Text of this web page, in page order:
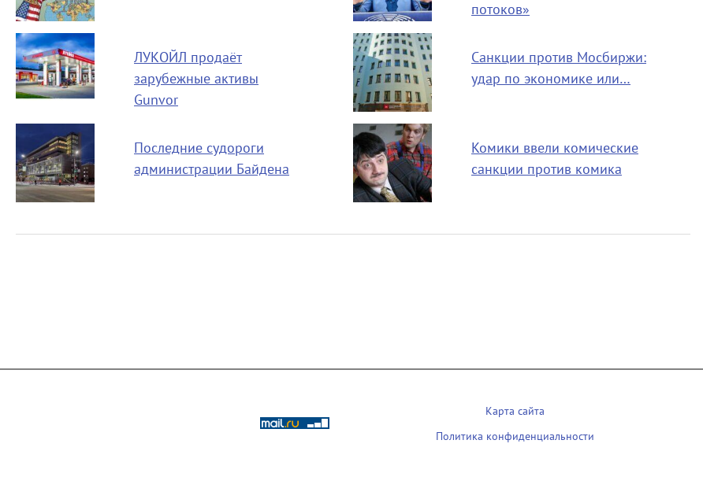
потоков»
ЛУКОЙЛ продаёт
зарубежные активы
Gunvor
Санкции против Мосбиржи:
удар по экономике или…
Последние судороги
администрации Байдена
Комики ввели комические
санкции против комика
Карта сайта
Политика конфиденциальности